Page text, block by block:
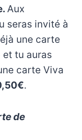
Aux
seras invité à
une carte
et tu auras
carte Viva
.
de